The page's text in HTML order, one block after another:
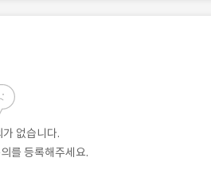
없습니다.
를 등록해주세요.